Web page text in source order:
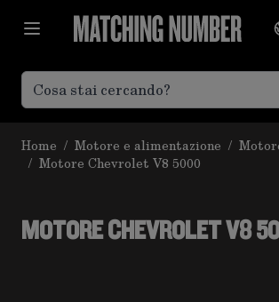
Home / Motore e alimentazione /
/ Motore Chevrolet V8 5000
MOTORE CHEVROLET V8